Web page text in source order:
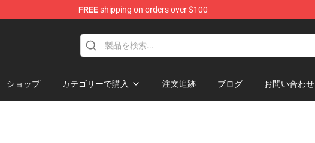
FREEshipping on orders over $100
ショップ カテゴリーで購入 注文追跡 ブログ お問い合わせ